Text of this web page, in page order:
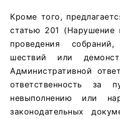
Кроме того,
статью 201 (Нарушение
проведения
шествий или
Административной
ответственность за
невыполнению или
законодательных